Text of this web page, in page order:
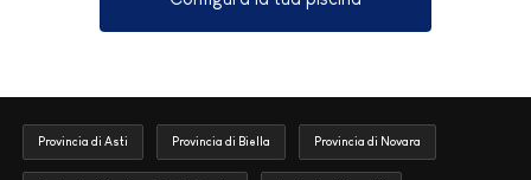
Provincia di Asti Provincia di Biella Provincia di Novara